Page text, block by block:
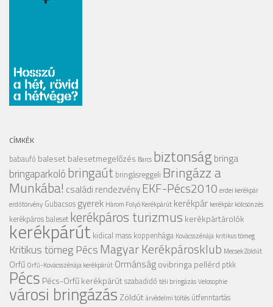
CÍMKÉK
babaufó balesetbalesetmegelőzés Barcs biztonságbringa
bringaparkolóbringaút bringásreggeli Bringázz a
Munkába! családi rendezvényEKF-Pécs2010 erdei kerékpár
erdőtörvény Gubacsos gyerek Három Folyó Kerékpárút kerékpár kerékpár kölcsönzés
kerékpáros baleset kerékpáros turizmus kerékpártárolók
kerékpárút kidical mass koppenhága Kovácsszénája kritikus tömeg
Kritikus tömeg PécsMagyar Kerékpárosklub Mecsek Zöldút
Orfű Orfű-Kovácsszénája kerékpárút Ormánságovibringapellérd ptkk
Pécs Pécs-Orfű kerékpárútszabadidő téli bringázásVelosophie
városi bringázás Zöldútárvédelmi töltés útfenntartás